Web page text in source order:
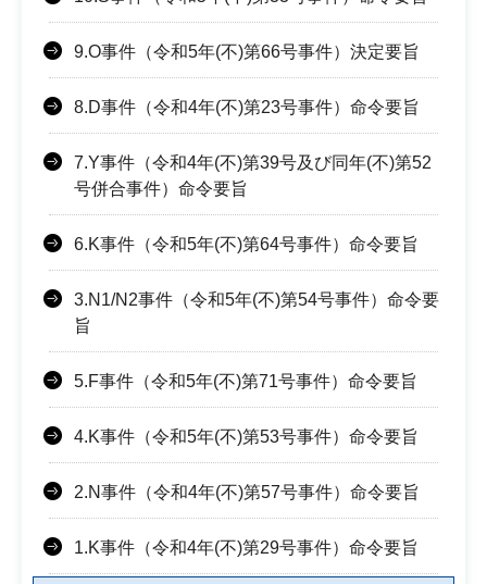
9.O事件（令和5年(不)第66号事件）決定要旨
8.D事件（令和4年(不)第23号事件）命令要旨
7.Y事件（令和4年(不)第39号及び同年(不)第52
号併合事件）命令要旨
6.K事件（令和5年(不)第64号事件）命令要旨
3.N1/N2事件（令和5年(不)第54号事件）命令要
旨
5.F事件（令和5年(不)第71号事件）命令要旨
4.K事件（令和5年(不)第53号事件）命令要旨
2.N事件（令和4年(不)第57号事件）命令要旨
1.K事件（令和4年(不)第29号事件）命令要旨